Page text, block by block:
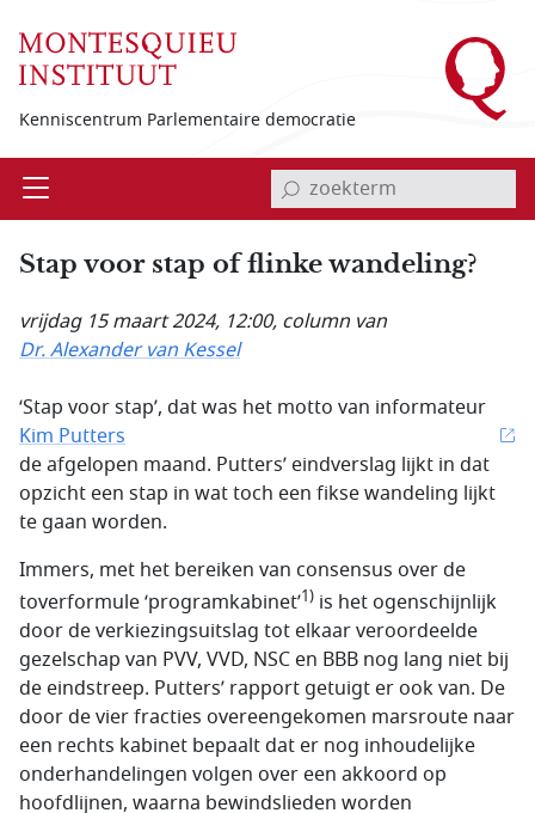
Kenniscentrum Parlementaire democratie
Open invoerveld zoekterm
Stap voor stap of flinke wandeling?
vrijdag 15 maart 2024, 12:00, column van
Dr. Alexander van Kessel
‘Stap voor stap’, dat was het motto van informateur
Kim Putters
de afgelopen maand. Putters’ eindverslag lijkt in dat
opzicht een stap in wat toch een fikse wandeling lijkt
te gaan worden.
Immers, met het bereiken van consensus over de
toverformule ‘programkabinet’1) is het ogenschijnlijk
door de verkiezingsuitslag tot elkaar veroordeelde
gezelschap van PVV, VVD, NSC en BBB nog lang niet bij
de eindstreep. Putters’ rapport getuigt er ook van. De
door de vier fracties overeengekomen marsroute naar
een rechts kabinet bepaalt dat er nog inhoudelijke
onderhandelingen volgen over een akkoord op
hoofdlijnen, waarna bewindslieden worden